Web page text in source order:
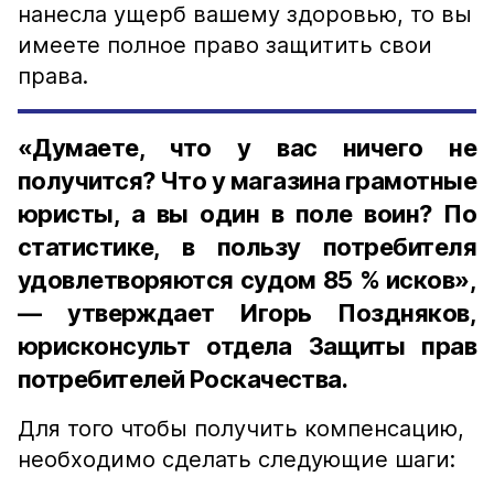
нанесла ущерб вашему здоровью, то вы
имеете полное право защитить свои
права.
«Думаете, что у вас ничего не
получится? Что у магазина грамотные
юристы, а вы один в поле воин? По
статистике, в пользу потребителя
удовлетворяются судом 85 % исков»,
— утверждает Игорь Поздняков,
юрисконсульт отдела Защиты прав
потребителей Роскачества.
Для того чтобы получить компенсацию,
необходимо сделать следующие шаги: